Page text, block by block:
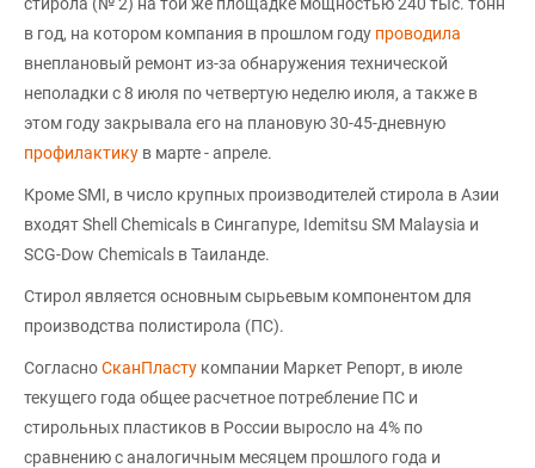
в год, на котором компания в прошлом году проводила
внеплановый ремонт из-за обнаружения технической
неполадки с 8 июля по четвертую неделю июля, а также в
этом году закрывала его на плановую 30-45-дневную
профилактику в марте - апреле.
Кроме SMI, в число крупных производителей стирола в Азии
входят Shell Chemicals в Сингапуре, Idemitsu SM Malaysia и
SCG-Dow Chemicals в Таиланде.
Стирол является основным сырьевым компонентом для
производства полистирола (ПС).
СогласноСканПласту компании Маркет Репорт, в июле
текущего года общее расчетное потребление ПС и
стирольных пластиков в России выросло на 4% по
сравнению с аналогичным месяцем прошлого года и